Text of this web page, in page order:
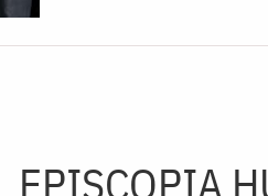
EPISCOPIA